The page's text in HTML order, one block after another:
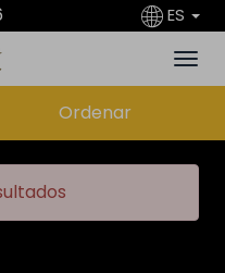
ES
Ordenar